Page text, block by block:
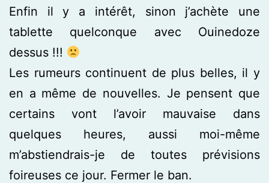
Enfin il y a intérêt, sinon j’achète une
tablette quelconque avec Ouinedoze
dessus !!!
Les rumeurs continuent de plus belles, il y
en a même de nouvelles. Je pensent que
certains vont l’avoir mauvaise dans
quelques heures, aussi moi-même
m’abstiendrais-je de toutes prévisions
foireuses ce jour. Fermer le ban.